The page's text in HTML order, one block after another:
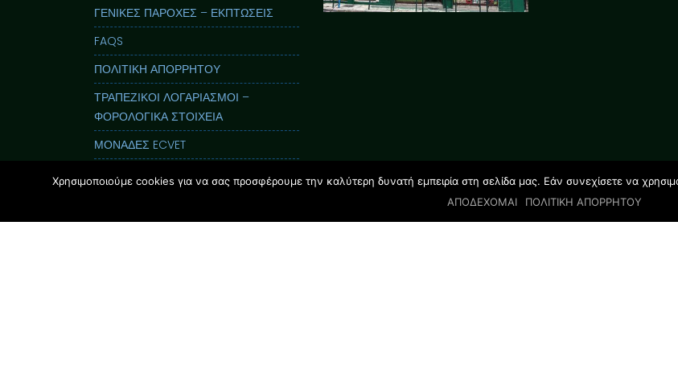
ΓΕΝΙΚΕΣ ΠΑΡΟΧΕΣ – ΕΚΠΤΩΣΕΙΣ
FAQS
ΠΟΛΙΤΙΚΗ ΑΠΟΡΡΗΤΟΥ
ΤΡΑΠΕΖΙΚΟΙ ΛΟΓΑΡΙΑΣΜΟΙ –
ΦΟΡΟΛΟΓΙΚΑ ΣΤΟΙΧΕΙΑ
ΜΟΝΑΔΕΣ ECVET
ΤΙΜΗΤΙΚΕΣ ΔΙΑΚΡΙΣΕΙΣ
Χρησιμοποιούμε cookies για να σας προσφέρουμε την καλύτερη δυνατή εμπειρία στη σελίδα μας. Εάν συνεχίσετε να
ΑΠΟΔΕΧΟΜΑΙ
ΠΟΛΙΤΙΚΗ ΑΠΟΡΡΗΤΟΥ